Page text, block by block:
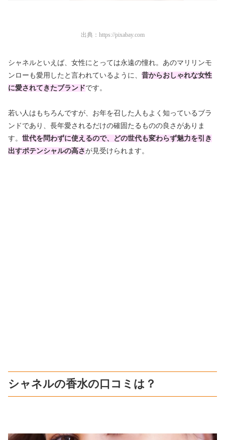
出典： https://pixabay.com
シャネルといえば、女性にとっては永遠の憧れ。あのマリリンモ
ンローも愛用したと言われているように、 昔からおしゃれな女性
に愛されてきたブランドです。
若い人はもちろんですが、お年を召した人もよく知っているブラ
ンドであり、長年愛されるだけの確固たるものの良さがありま
す。 世代を問わずに使えるので、どの世代も変わらず魅力を引き
出すポテンシャルの高さが見受けられます。
シャネルの香水の口コミは？